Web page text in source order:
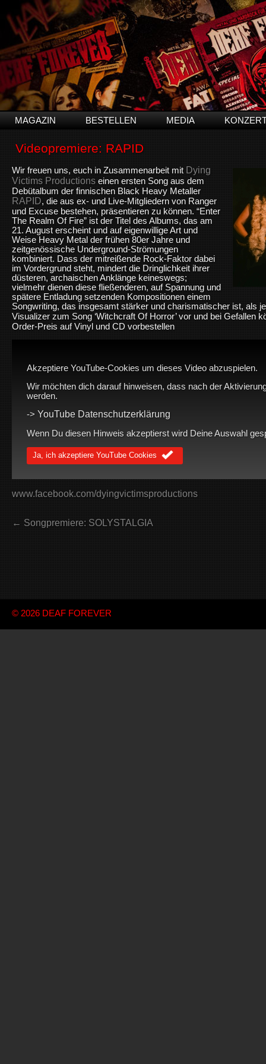
MAGAZIN BESTELLEN MEDIA
Videopremiere: RAPID
Wir freuen uns, euch in Zusammenarbeit mit Dying
Victims Productions einen ersten Song aus dem
Debütalbum der finnischen Black Heavy Metaller
RAPID, die aus ex- und Live-Mitgliedern von Ranger
und Excuse bestehen, präsentieren zu können. “Enter
The Realm Of Fire” ist der Titel des Albums, das am
21. August erscheint und auf eigenwillige Art und
Weise Heavy Metal der frühen 80er Jahre und
zeitgenössische Underground-Strömungen
kombiniert. Dass der mitreißende Rock-Faktor dabei
im Vordergrund steht, mindert die Dringlichkeit ihrer
düsteren, archaischen Anklänge keineswegs;
vielmehr dienen diese fließenderen, auf Spannung und
spätere Entladung setzenden Kompositionen einem
Songwriting, das insgesamt stärker und charismatischer ist, als
Visualizer zum Song ‘Witchcraft Of Horror’ vor und bei Gefallen
Order-Preis auf Vinyl und CD vorbestellen
Akzeptiere YouTube-Cookies um dieses Video abzuspielen.
Wir möchten dich darauf hinweisen, dass nach der
werden.
-> YouTube Datenschutzerklärung
Wenn Du diesen Hinweis akzeptierst wird Deine Auswahl
Ja, ich akzeptiere YouTube Cookies
www.facebook.com/dyingvictimsproductions
← Songpremiere: SOLYSTALGIA
© 2026 DEAF FOREVER